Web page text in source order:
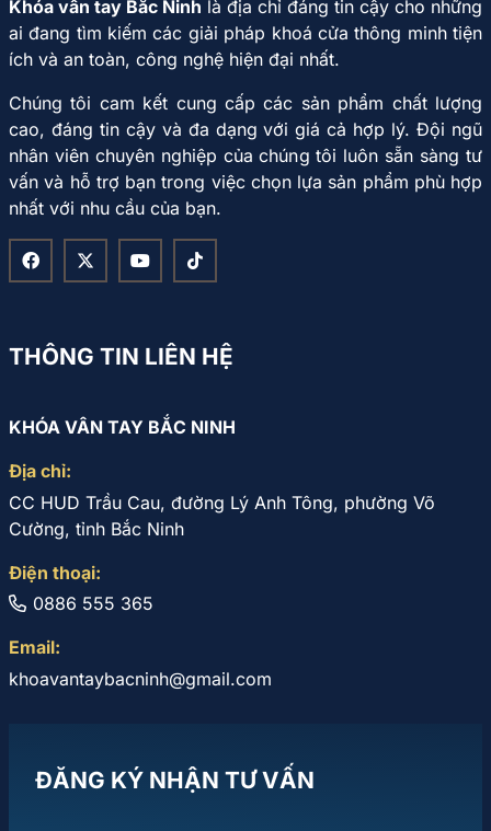
Khóa vân tay Bắc Ninh là địa chỉ đáng tin cậy cho những
ai đang tìm kiếm các giải pháp khoá cửa thông minh tiện
ích và an toàn, công nghệ hiện đại nhất.
Chúng tôi cam kết cung cấp các sản phẩm chất lượng
cao, đáng tin cậy và đa dạng với giá cả hợp lý. Đội ngũ
nhân viên chuyên nghiệp của chúng tôi luôn sẵn sàng tư
vấn và hỗ trợ bạn trong việc chọn lựa sản phẩm phù hợp
nhất với nhu cầu của bạn.
THÔNG TIN LIÊN HỆ
KHÓA VÂN TAY BẮC NINH
Địa chỉ:
CC HUD Trầu Cau, đường Lý Anh Tông, phường Võ
Cường, tỉnh Bắc Ninh
Điện thoại:
0886 555 365
Email:
khoavantaybacninh@gmail.com
ĐĂNG KÝ NHẬN TƯ VẤN